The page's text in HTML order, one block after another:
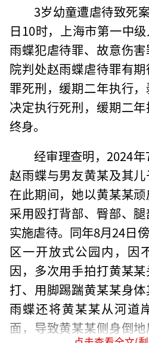
3岁幼童遭虐待致死
日10时，上海市第一中
雨蝶犯虐待罪、故意伤
院判处赵雨蝶虐待罪有
罪死刑，缓期二年执行，
决定执行死刑，缓期二
终身。
经审理查明，2024年
赵雨蝶与男友黄某及其儿
在此期间，她以黄某某
采用殴打背部、臀部、
实施虐待。同年8月24日
区一开放式公园内，因
因，多次用手拍打黄某
打、用脚踢踹黄某某身
雨蝶还将黄某某从河道
面，导致黄某某侧身倒